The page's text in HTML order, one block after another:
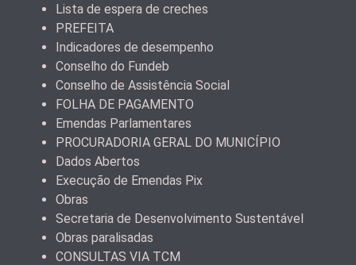
Lista de espera de creches
PREFEITA
Indicadores de desempenho
Conselho do Fundeb
Conselho de Assistência Social
FOLHA DE PAGAMENTO
Emendas Parlamentares
PROCURADORIA GERAL DO MUNICÍPIO
Dados Abertos
Execução de Emendas Pix
Obras
Secretaria de Desenvolvimento Sustentável
Obras paralisadas
CONSULTAS VIA TCM